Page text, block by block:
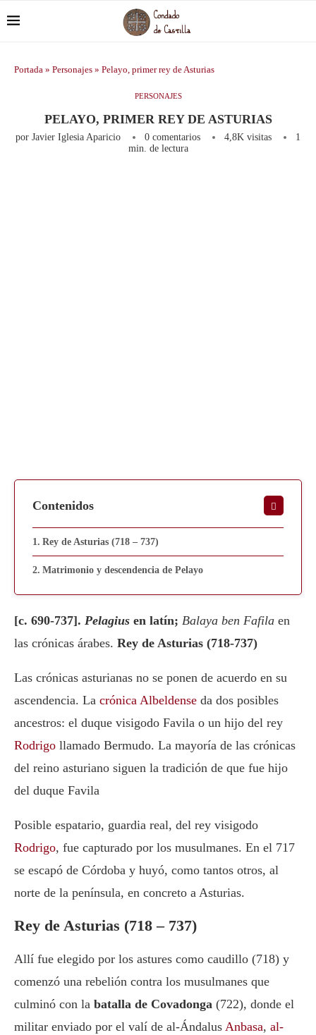
Portada » Personajes » Pelayo, primer rey de Asturias
PERSONAJES
PELAYO, PRIMER REY DE ASTURIAS
por Javier Iglesia Aparicio 0 comentarios 4,8K visitas
1
min. de lectura
Contenidos
Rey de Asturias (718 – 737)
Matrimonio y descendencia de Pelayo
[c. 690-737]. Pelagius en latín; Balaya ben Fafila en
las crónicas árabes. Rey de Asturias (718-737)
Las crónicas asturianas no se ponen de acuerdo en su
ascendencia. La crónica Albeldense da dos posibles
ancestros: el duque visigodo Favila o un hijo del rey
Rodrigo llamado Bermudo. La mayoría de las crónicas
del reino asturiano siguen la tradición de que fue hijo
del duque Favila
Posible espatario, guardia real, del rey visigodo
Rodrigo, fue capturado por los musulmanes. En el 717
se escapó de Córdoba y huyó, como tantos otros, al
norte de la península, en concreto a Asturias.
Rey de Asturias (718 – 737)
Allí fue elegido por los astures como caudillo (718) y
comenzó una rebelión contra los musulmanes que
culminó con la batalla de Covadonga (722), donde el
militar enviado por el valí de al-Ándalus Anbasa, al-